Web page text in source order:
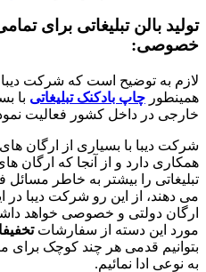
تولید بالن تبلیغاتی برای
خصوصی:
لازم به توضیح است که شرکت دیبا
همینطور چاپ بادکنک تبلیغاتی با
خارجی در داخل کشور فعالیت
شرکت دیبا با بسیاری از ارگان
همکاری دارد و از آنجا که ارگان
تبلیغاتی را بیشتر به خاطر
می دهند، از این رو شرکت دیبا در
ارگان دولتی و خصوصی خواهد
مورد این دسته از سفارشات
بتوانیم قدمی هر چند کوچک برای
به نوعی ادا نمائیم.